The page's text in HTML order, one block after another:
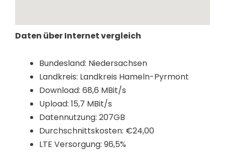
Daten über Internet vergleich
Bundesland: Niedersachsen
Landkreis: Landkreis Hameln-Pyrmont
Download: 68,6 MBit/s
Upload: 15,7 MBit/s
Datennutzung: 207GB
Durchschnittskosten: €24,00
LTE Versorgung: 96,5%